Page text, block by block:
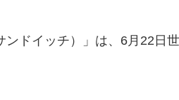
ンドイッチ）」は、6月22日